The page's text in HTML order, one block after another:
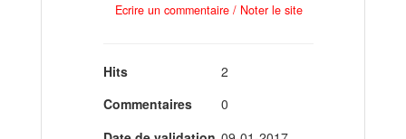
Ecrire un commentaire / Noter le site
Hits
2
Commentaires
0